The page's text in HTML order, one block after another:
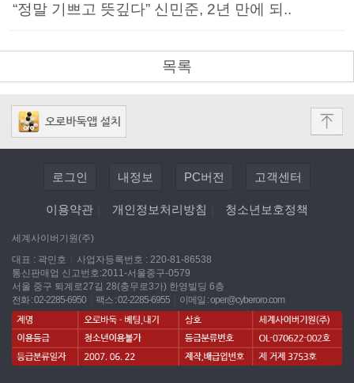
“정말 기쁘고 뜻깊다” 신민준, 2년 만에 되..
목록
로그인 내정보 PC버전 고객센터
이용약관 개인정보처리방침 청소년보호정책
세계사이버기원(주)
대표 : 곽민호
사업자등록번호 : 220-81-86538
통신판매업 신고번호:2011-서울중구-0579
서울 중구 퇴계로27길 28(충무로3가) 한영빌딩 6층
전화 : 02-2285-6950
팩스 : 02-2285-6955 이메일 :oper@cyberoro.com